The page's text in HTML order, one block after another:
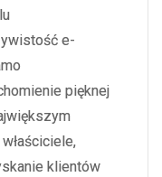
e-
pięknej
klientów